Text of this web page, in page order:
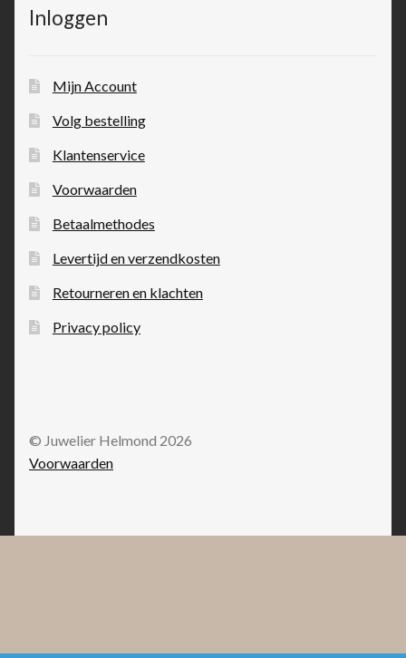
Inloggen
Mijn Account
Volg bestelling
Klantenservice
Voorwaarden
Betaalmethodes
Levertijd en verzendkosten
Retourneren en klachten
Privacy policy
© Juwelier Helmond 2026
Voorwaarden